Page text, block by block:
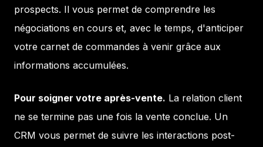
prospects. Il vous permet de comprendre les
négociations en cours et, avec le temps, d'anticiper
votre carnet de commandes à venir grâce aux
informations accumulées.
Pour soigner votre après-vente. La relation client
ne se termine pas une fois la vente conclue. Un
CRM vous permet de suivre les interactions post-